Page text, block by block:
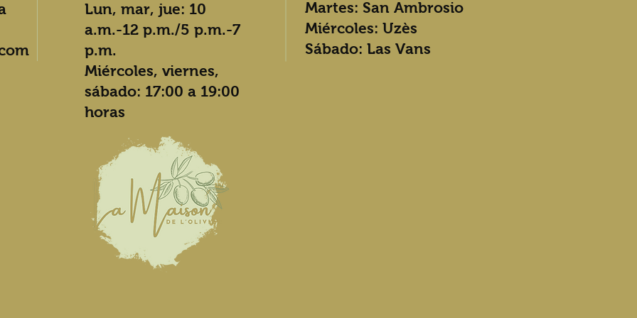
Lun, mar, jue: 10
a.m.-12 p.m./5 p.m.-7
p.m.
Miércoles, viernes,
sábado: 17:00 a 19:00
horas
Martes: San Ambrosio
Miércoles: Uzès
Sábado: Las Vans